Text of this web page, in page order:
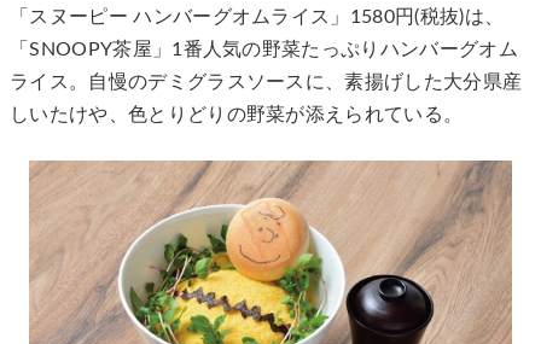
「スヌーピー ハンバーグオムライス」1580円(税抜)は、
「SNOOPY茶屋」1番人気の野菜たっぷりハンバーグオム
ライス。自慢のデミグラスソースに、素揚げした大分県産
しいたけや、色とりどりの野菜が添えられている。